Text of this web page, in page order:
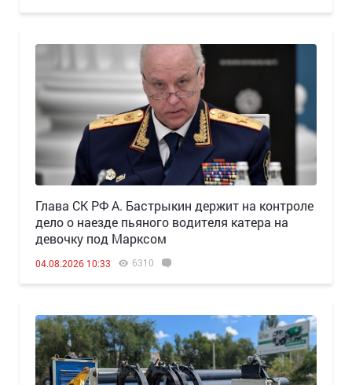
Глава СК РФ А. Бастрыкин держит на контроле
дело о наезде пьяного водителя катера на
девочку под Марксом
04.08.2026 10:33 6310